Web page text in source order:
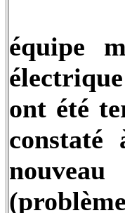
équipe
ont été